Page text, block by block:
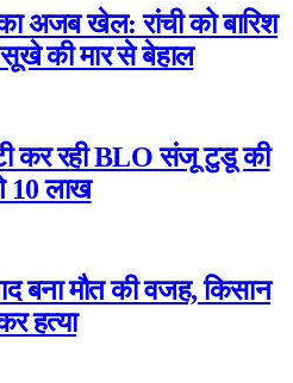
अजब खेल: रांची को बारिश
की मार से बेहाल
कर रही BLO संजू टुडू की
10 लाख
बना मौत की वजह, किसान
हत्या